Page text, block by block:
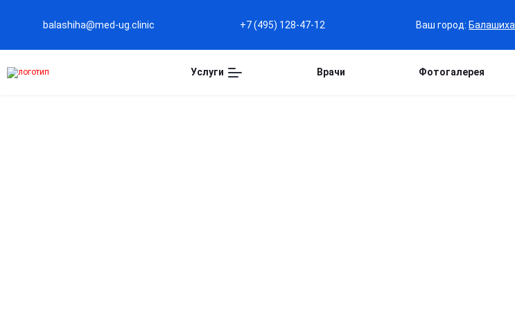
balashiha@med-ug.clinic +7 (495) 128-47-12 Ваш город:Балашиха
Услуги Врачи Фотогалерея